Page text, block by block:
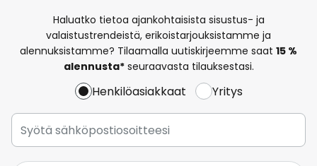
Haluatko tietoa ajankohtaisista sisustus- ja
valaistustrendeistä, erikoistarjouksistamme ja
alennuksistamme? Tilaamalla uutiskirjeemme saat 15 %
alennusta*seuraavasta tilauksestasi.
Henkilöasiakkaat Yritys